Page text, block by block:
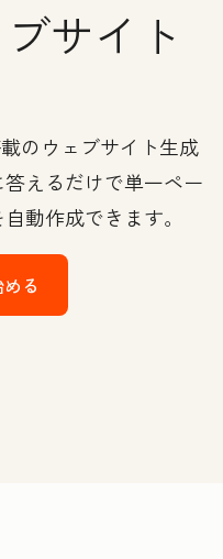
サイト
のウェブサイト生成
えるだけで単一ペー
動作成できます。
る